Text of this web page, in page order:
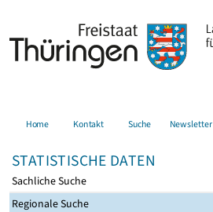
Home Kontakt Suche Newsletter
STATISTISCHE DATEN
Sachliche Suche
Regionale Suche